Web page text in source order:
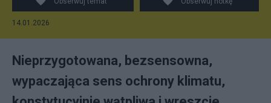
14.01.2026
Nieprzygotowana, bezsensowna,
wypaczająca sens ochrony klimatu,